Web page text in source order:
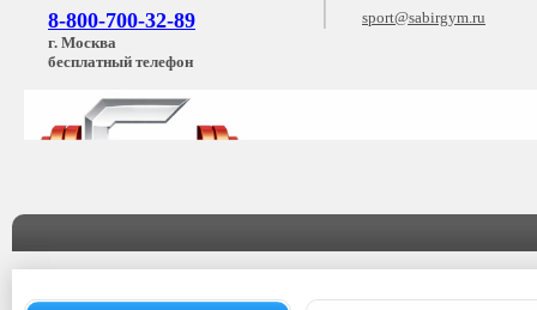
8-800-700-32-89
г. Москва
бесплатный телефон
sport@sabirgym.ru